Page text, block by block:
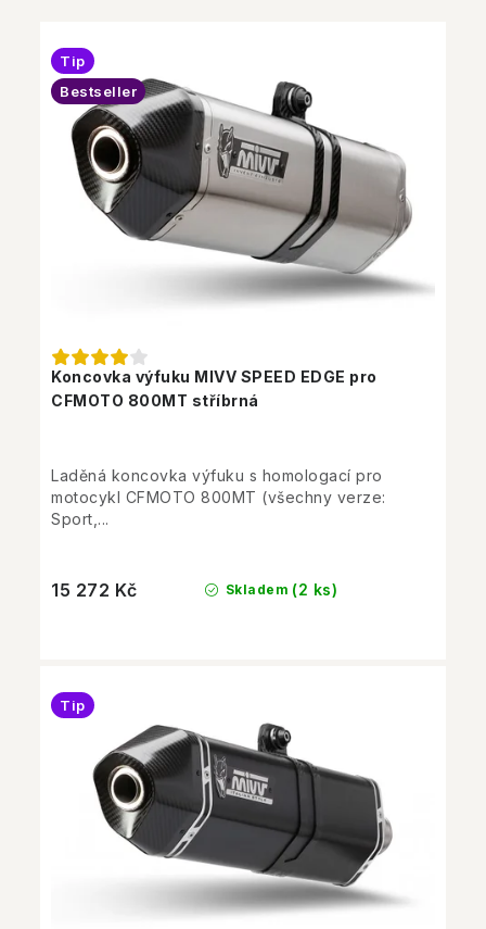
Koncovka výfuku MIVV SPEED EDGE pro
CFMOTO 800MT stříbrná
Tip
Bestseller
Skladem (2 ks)
15 272 Kč
Laděná koncovka výfuku s homologací pro
motocykl CFMOTO 800MT (všechny verze:
Sport,...
Tip